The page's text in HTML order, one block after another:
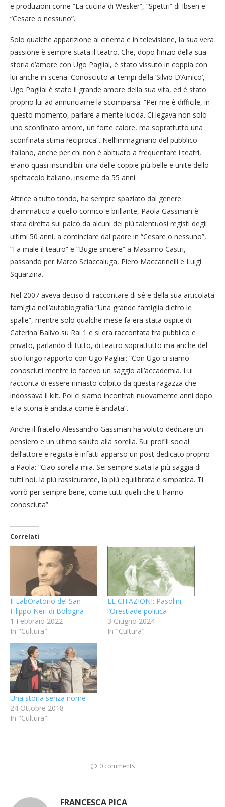
e produzioni come “La cucina di Wesker”, “Spettri” di Ibsen e
“Cesare o nessuno”.
Solo qualche apparizione al cinema e in televisione, la sua vera
passione è sempre stata il teatro. Che, dopo l’inizio della sua
storia d’amore con Ugo Pagliai, è stato vissuto in coppia con
lui anche in scena. Conosciuto ai tempi della ‘Silvio D’Amico’,
Ugo Pagliai è stato il grande amore della sua vita, ed è stato
proprio lui ad annunciarne la scomparsa: “Per me è difficile, in
questo momento, parlare a mente lucida. Ci legava non solo
uno sconfinato amore, un forte calore, ma soprattutto una
sconfinata stima reciproca”. Nell’immaginario del pubblico
italiano, anche per chi non è abituato a frequentare i teatri,
erano quasi inscindibili: una delle coppie più belle e unite dello
spettacolo italiano, insieme da 55 anni.
Attrice a tutto tondo, ha sempre spaziato dal genere
drammatico a quello comico e brillante, Paola Gassman è
stata diretta sul palco da alcuni dei più talentuosi registi degli
ultimi 50 anni, a cominciare dal padre in “Cesare o nessuno”,
“Fa male il teatro” e “Bugie sincere” a Massimo Castri,
passando per Marco Sciaccaluga, Piero Maccarinelli e Luigi
Squarzina.
Nel 2007 aveva deciso di raccontare di sé e della sua articolata
famiglia nell’autobiografia “Una grande famiglia dietro le
spalle”, mentre solo qualche mese fa era stata ospite di
Caterina Balivo su Rai 1 e si era raccontata tra pubblico e
privato, parlando di tutto, di teatro soprattutto ma anche del
suo lungo rapporto con Ugo Pagliai: “Con Ugo ci siamo
conosciuti mentre io facevo un saggio all’accademia. Lui
racconta di essere rimasto colpito da questa ragazza che
indossava il kilt. Poi ci siamo incontrati nuovamente anni dopo
e la storia è andata come è andata”.
Anche il fratello Alessandro Gassman ha voluto dedicare un
pensiero e un ultimo saluto alla sorella. Sui profili social
dell’attore e regista è infatti apparso un post dedicato proprio
a Paola: “Ciao sorella mia. Sei sempre stata la più saggia di
tutti noi, la più rassicurante, la più equilibrata e simpatica. Ti
vorrò per sempre bene, come tutti quelli che ti hanno
conosciuta”.
Correlati
Il LabOratorio del San
Filippo Neri di Bologna
1 Febbraio 2022
In "Cultura"
LE CITAZIONI: Pasolini,
l’Orestiade politica
3 Giugno 2024
In "Cultura"
Una storia senza nome
24 Ottobre 2018
In "Cultura"
0 comments
FRANCESCA PICA